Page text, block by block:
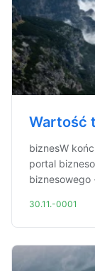
Wartość
biznesW
portal
biznesowego
30.11.-0001